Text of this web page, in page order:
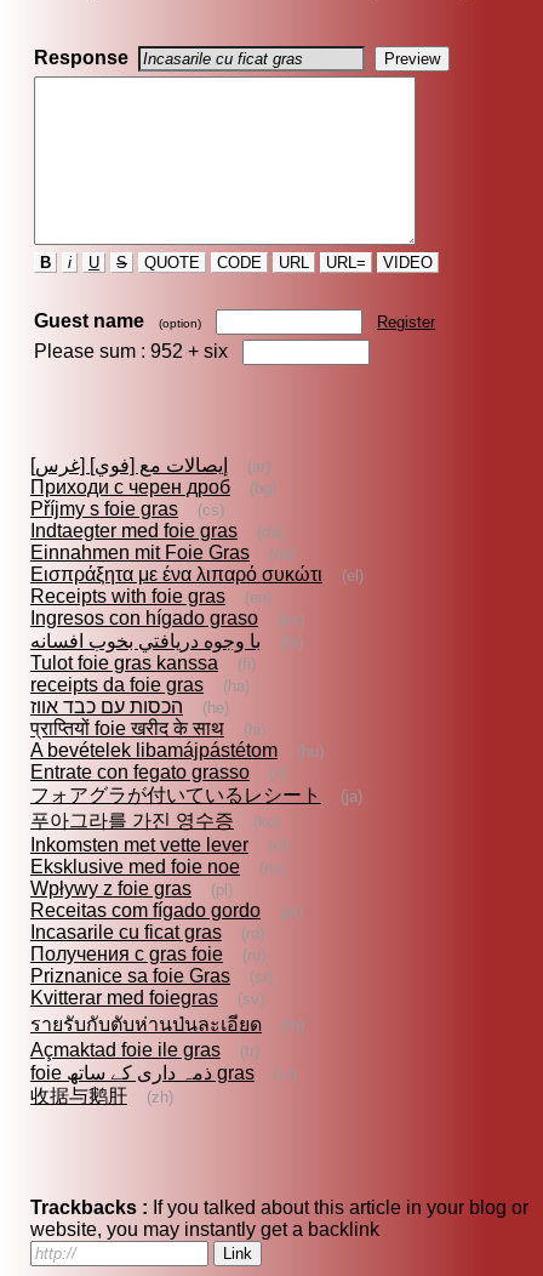
Response
B i U S QUOTE CODE URL URL= VIDEO
Guest name (option) Register
Please sum : 952 + six
إيصالات مع [فوي] [غرس] (ar)
Приходи с черен дроб (bg)
Příjmy s foie gras (cs)
Indtaegter med foie gras (da)
Einnahmen mit Foie Gras (de)
Εισπράξητα με ένα λιπαρό συκώτι (el)
Receipts with foie gras (en)
Ingresos con hígado graso (es)
با وجوه دريافتي بخوب افسانه (fa)
Tulot foie gras kanssa (fi)
receipts da foie gras (ha)
הכסות עם כבד אווז (he)
प्राप्तियों foie खरीद के साथ (hi)
A bevételek libamájpástétom (hu)
Entrate con fegato grasso (it)
フォアグラが付いているレシート (ja)
푸아그라를 가진 영수증 (ko)
Inkomsten met vette lever (nl)
Eksklusive med foie noe (no)
Wpływy z foie gras (pl)
Receitas com fígado gordo (pt)
Incasarile cu ficat gras (ro)
Получения с gras foie (ru)
Priznanice sa foie Gras (sr)
Kvitterar med foiegras (sv)
รายรับกับตับห่านป่นละเอียด (th)
Açmaktad foie ile gras (tr)
foie ذمہ داری کے ساتھ gras (ur)
收据与鹅肝 (zh)
Trackbacks : If you talked about this article in your blog or
website, you may instantly get a backlink